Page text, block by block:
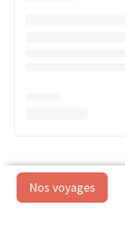
Nos voyages